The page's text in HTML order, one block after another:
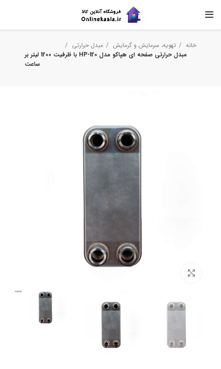
خانه تهویه، سرمایش و گرمایش
مبدل حرارتی
مبدل حرارتی صفحه ای هپاکو مدل HP-120 با ظرفیت 1200 لیتر بر
ساعت